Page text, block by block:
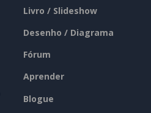
Livro / Slideshow
Desenho / Diagrama
Fórum
Aprender
Blogue